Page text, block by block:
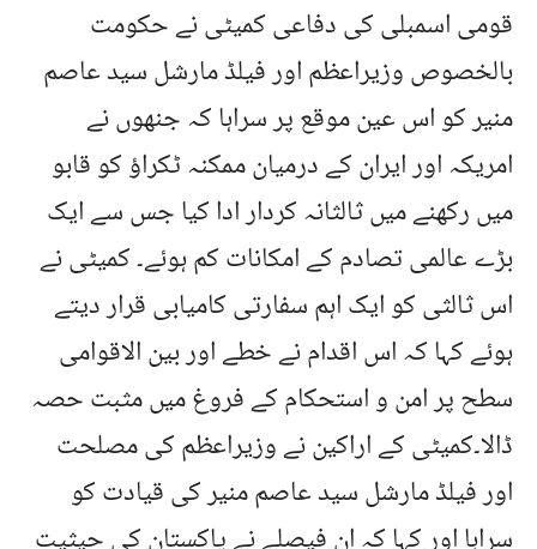
قومی اسمبلی کی دفاعی کمیٹی نے حکومت
بالخصوص وزیراعظم اور فیلڈ مارشل سید عاصم
منیر کو اس عین موقع پر سراہا کہ جنھوں نے
امریکہ اور ایران کے درمیان ممکنہ ٹکراؤ کو قابو
میں رکھنے میں ثالثانہ کردار ادا کیا جس سے ایک
بڑے عالمی تصادم کے امکانات کم ہوئے۔ کمیٹی نے
اس ثالثی کو ایک اہم سفارتی کامیابی قرار دیتے
ہوئے کہا کہ اس اقدام نے خطے اور بین الاقوامی
سطح پر امن و استحکام کے فروغ میں مثبت حصہ
ڈالا۔کمیٹی کے اراکین نے وزیراعظم کی مصلحت
اور فیلڈ مارشل سید عاصم منیر کی قیادت کو